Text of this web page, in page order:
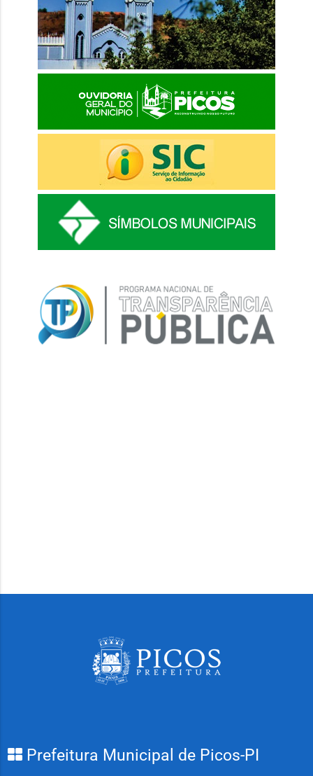
Prefeitura Municipal de Picos-PI